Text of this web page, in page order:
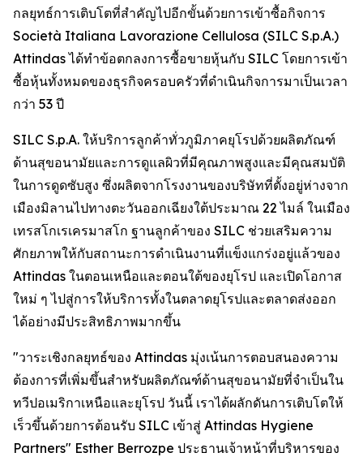
กลยุทธ์การเติบโตที่สำคัญไปอีกขั้นด้วยการเข้าซื้อกิจการ
Società Italiana Lavorazione Cellulosa (SILC S.p.A.)
Attindas ได้ทำข้อตกลงการซื้อขายหุ้นกับ SILC โดยการเข้า
ซื้อหุ้นทั้งหมดของธุรกิจครอบครัวที่ดำเนินกิจการมาเป็นเวลา
กว่า 53 ปี
SILC S.p.A. ให้บริการลูกค้าทั่วภูมิภาคยุโรปด้วยผลิตภัณฑ์
ด้านสุขอนามัยและการดูแลผิวที่มีคุณภาพสูงและมีคุณสมบัติ
ในการดูดซับสูง ซึ่งผลิตจากโรงงานของบริษัทที่ตั้งอยู่ห่างจาก
เมืองมิลานไปทางตะวันออกเฉียงใต้ประมาณ 22 ไมล์ ในเมือง
เทรสโกเรเครมาสโก ฐานลูกค้าของ SILC ช่วยเสริมความ
ศักยภาพให้กับสถานะการดำเนินงานที่แข็งแกร่งอยู่แล้วของ
Attindas ในตอนเหนือและตอนใต้ของยุโรป และเปิดโอกาส
ใหม่ ๆ ไปสู่การให้บริการทั้งในตลาดยุโรปและตลาดส่งออก
ได้อย่างมีประสิทธิภาพมากขึ้น
"วาระเชิงกลยุทธ์ของ Attindas มุ่งเน้นการตอบสนองความ
ต้องการที่เพิ่มขึ้นสำหรับผลิตภัณฑ์ด้านสุขอนามัยที่จำเป็นใน
ทวีปอเมริกาเหนือและยุโรป วันนี้ เราได้ผลักดันการเติบโตให้
เร็วขึ้นด้วยการต้อนรับ SILC เข้าสู่ Attindas Hygiene
Partners" Esther Berrozpe ประธานเจ้าหน้าที่บริหารของ